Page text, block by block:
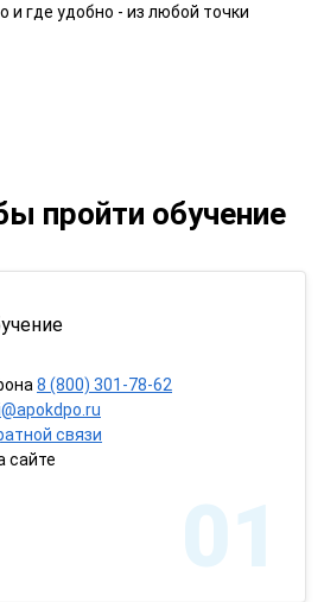
и где удобно - из любой точки
пройти обучение
8 (800) 301-78-62
связи
сайте
01